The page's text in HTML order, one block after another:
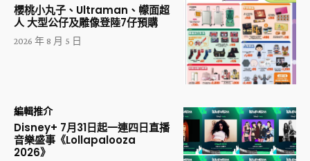
櫻桃小丸子、Ultraman、幪面超
人 大型公仔及雕像登陸7仔預購
2026 年 8 月 5 日
編輯推介
Disney+ 7月31日起一連四日直播
音樂盛事《Lollapalooza
2026》